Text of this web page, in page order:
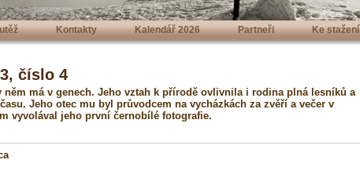
Kontakty Kalendář 2026 Partneři Ke stažení
číslo 4
něm má v genech. Jeho vztah k přírodě ovlivnila i rodina plná lesníků a
Jeho otec mu byl průvodcem na vycházkách za zvěří a večer v
vyvolával jeho první černobílé fotografie.